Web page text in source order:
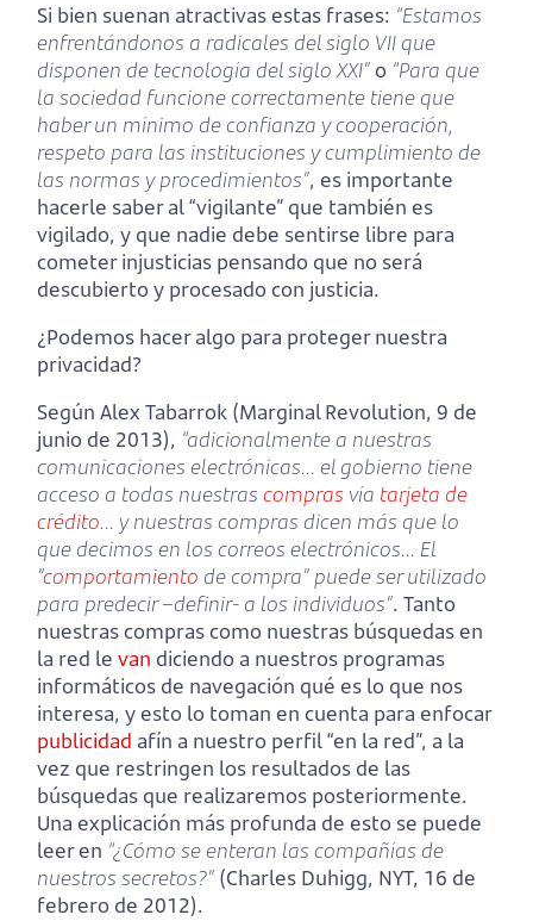
Si bien suenan atractivas estas frases: “Estamos
enfrentándonos a radicales del siglo VII que
disponen de tecnología del siglo XXI”o “Para que
la sociedad funcione correctamente tiene que
haber un mínimo de confianza y cooperación,
respeto para las instituciones y cumplimiento de
las normas y procedimientos”, es importante
hacerle saber al “vigilante” que también es
vigilado, y que nadie debe sentirse libre para
cometer injusticias pensando que no será
descubierto y procesado con justicia.
¿Podemos hacer algo para proteger nuestra
privacidad?
Según Alex Tabarrok (Marginal Revolution, 9 de
junio de 2013), “adicionalmente a nuestras
comunicaciones electrónicas… el gobierno tiene
acceso a todas nuestras compras vía tarjeta de
crédito… y nuestras compras dicen más que lo
que decimos en los correos electrónicos… El
”comportamiento de compra” puede ser utilizado
para predecir –definir- a los individuos”. Tanto
nuestras compras como nuestras búsquedas en
la red le van diciendo a nuestros programas
informáticos de navegación qué es lo que nos
interesa, y esto lo toman en cuenta para enfocar
publicidad afín a nuestro perfil “en la red”, a la
vez que restringen los resultados de las
búsquedas que realizaremos posteriormente.
Una explicación más profunda de esto se puede
leer en “¿Cómo se enteran las compañías de
nuestros secretos?” (Charles Duhigg, NYT, 16 de
febrero de 2012).